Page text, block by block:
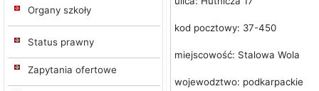
Organy szkoły
Status prawny
Zapytania ofertowe
kod pocztowy: 37-450
miejscowość: Stalowa Wola
wojewodztwo: podkarpackie